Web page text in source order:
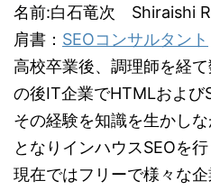
名前:白石竜次 Shiraishi
肩書： SEOコンサルタント
高校卒業後、調理師を経
の後IT企業でHTMLおよび
その経験を知識を生かし
となりインハウスSEOを行
現在ではフリーで様々な